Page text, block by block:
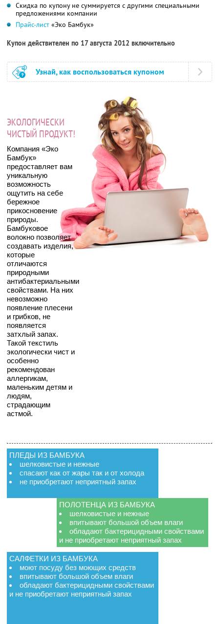
Скидка по купону не суммируется с другими специальными
предложениями компании
Прайс-лист «Эко Бамбук»
Купон действителен по 17 августа 2012 включительно
Узнай, как воспользоваться купоном
ЭКОЛОГИЧЕСКИ
ЧИСТЫЙ ПРОДУКТ!
Компания «Эко
Бамбук»
предоставляет вам
уникальную
возможность
ощутить на себе
бережное
прикосновение
природы.
Бамбуковое
волокно позволяет
создавать изделия,
которые
отличаются
природными
антибактериальными
свойствами. На них
невозможно
появление плесени
и грибков, не
появляется
затхлый запах.
Такой текстиль
экологически чист и
особенно
рекомендован
аллергикам,
маленьким детям и
людям,
страдающим
астмой.
ПЛЕДЫ ИЗ БАМБУКА
шелковистые и нежные
спасают как от жары так и от холода
не приобретают неприятный запах
ПОЛОТЕНЦА ИЗ БАМБУКА
шелковистые и нежные
впитывают большой объем влаги
обладают бактерицидными свойствами
и не приобретают неприятный запах
САЛФЕТКИ ИЗ БАМБУКА
моют посуду без моющих средств
впитывают большой объем влаги
обладают бактерицидными свойствами
и не приобретают неприятный запах